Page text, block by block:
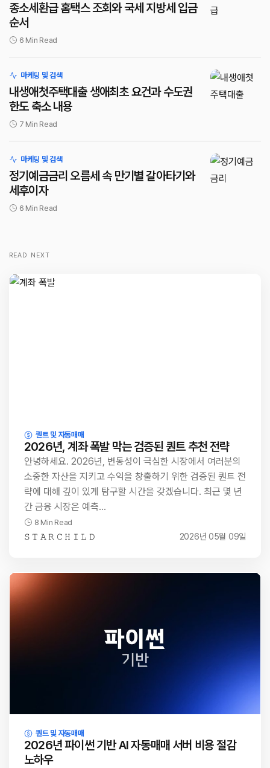
종소세환급 홈택스 조회와 국세 지방세 입금
순서
6 Min Read
마케팅 및 검색
내생애첫주택대출 생애최초 요건과 수도권
한도 축소 내용
7 Min Read
마케팅 및 검색
정기예금금리 오름세 속 만기별 갈아타기와
세후이자
6 Min Read
READ NEXT
퀀트 및 자동매매
2026년, 계좌 폭발 막는 검증된 퀀트 추천 전략
안녕하세요. 2026년, 변동성이 극심한 시장에서 여러분의
소중한 자산을 지키고 수익을 창출하기 위한 검증된 퀀트 전
략에 대해 깊이 있게 탐구할 시간을 갖겠습니다. 최근 몇 년
간 금융 시장은 예측…
8 Min Read
𝚂 𝚃 𝙰 𝚁 𝙲 𝙷 𝙸 𝙻 𝙳 2026년 05월 09일
퀀트 및 자동매매
2026년 파이썬 기반 AI 자동매매 서버 비용 절감
노하우